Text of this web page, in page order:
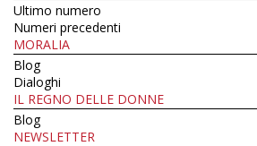
Ultimo numero
Numeri precedenti
MORALIA
Blog
Dialoghi
IL REGNO DELLE DONNE
Blog
NEWSLETTER